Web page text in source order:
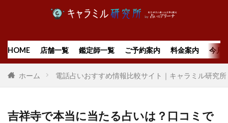
HOME 店舗一覧 鑑定師一覧 ご予約案内 料金案内 今月
ホーム 電話占いおすすめ情報比較サイト｜キャラミル研究所
吉祥寺で本当に当たる占いは？口コミで